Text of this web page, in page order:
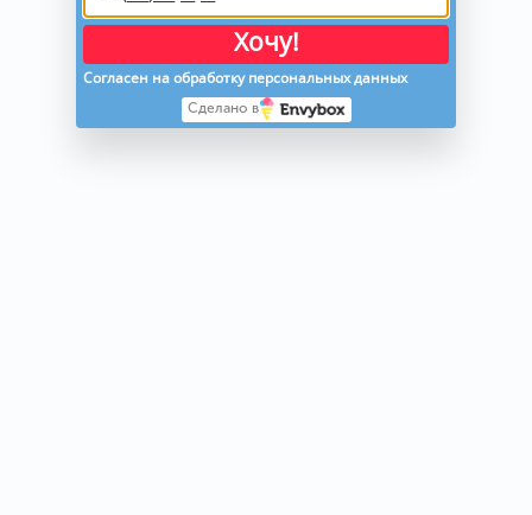
Хочу!
Согласен на обработку персональных данных
Сделано в